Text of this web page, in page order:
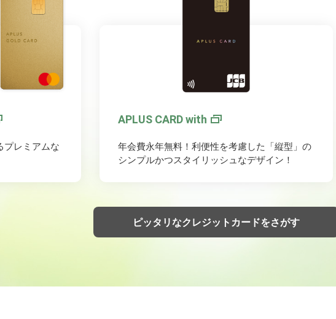
プレミアムな
APLUS CARD with
年会費永年無料！利便性を考慮した「縦型」の
シンプルかつスタイリッシュなデザイン！
ピッタリなクレジットカードをさがす